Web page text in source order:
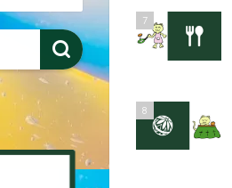
名言
7
8